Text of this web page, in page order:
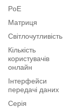
PoE
Матриця
Світлочутливість
Кількість
користувачів
онлайн
Інтерфейси
передачі даних
Серія